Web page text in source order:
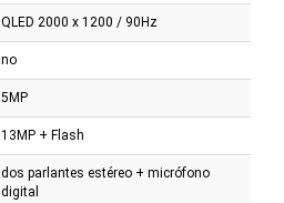
QLED 2000 x 1200 / 90Hz
no
5MP
13MP + Flash
dos parlantes estéreo + micrófono
digital